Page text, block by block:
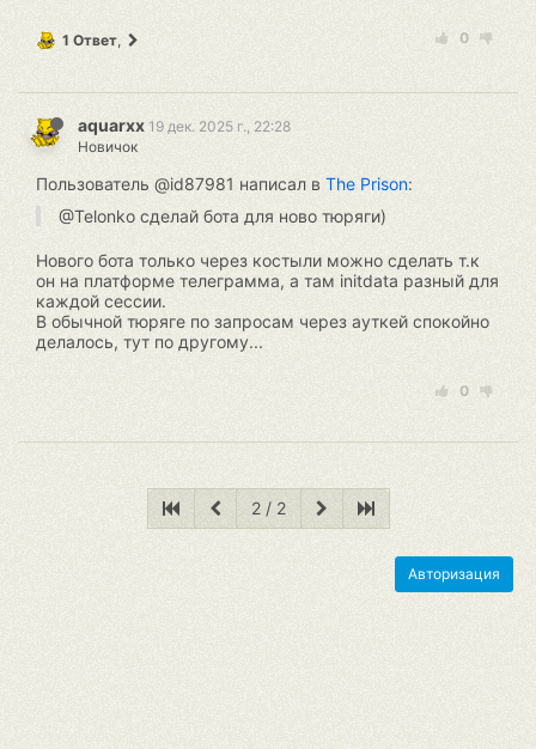
0
1 Ответ,
aquarxx 19 дек. 2025 г., 22:28
Новичок
Пользователь @id87981 написал в The Prison:
@Telonko сделай бота для ново тюряги)
Нового бота только через костыли можно сделать т.к
он на платформе телеграмма, а там initdata разный для
каждой сессии.
В обычной тюряге по запросам через ауткей спокойно
делалось, тут по другому...
0
2 / 2
Авторизация